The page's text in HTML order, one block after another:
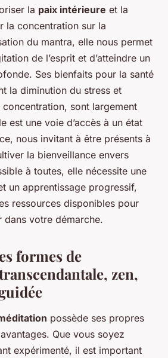
la paix intérieure et la
la concentration sur la
du mantra, elle nous permet
de l’esprit et d’atteindre un
Ses bienfaits pour la santé
la diminution du stress et
concentration, sont largement
est une voie d’accès à un état
nous invitant à être présents à
la bienveillance envers
à toutes, elle nécessite une
un apprentissage progressif,
ressources disponibles pour
dans votre démarche.
formes de
zen,
possède ses propres
Que vous soyez
expérimenté, il est important